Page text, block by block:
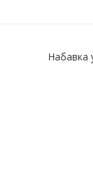
Набавка